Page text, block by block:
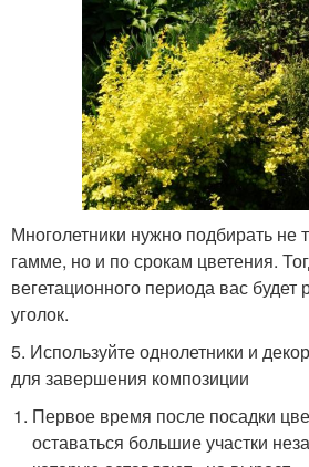
Многолетники нужно подбирать не
гамме, но и по срокам цветения.
вегетационного периода вас будет
уголок.
5. Используйте однолетники и
для завершения композиции
Первое время после посадки
оставаться большие участки